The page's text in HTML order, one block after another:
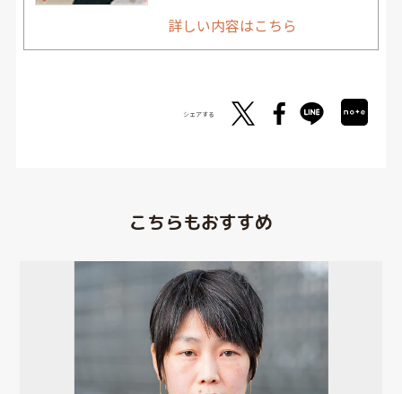
詳しい内容はこちら
シェアする
こちらもおすすめ